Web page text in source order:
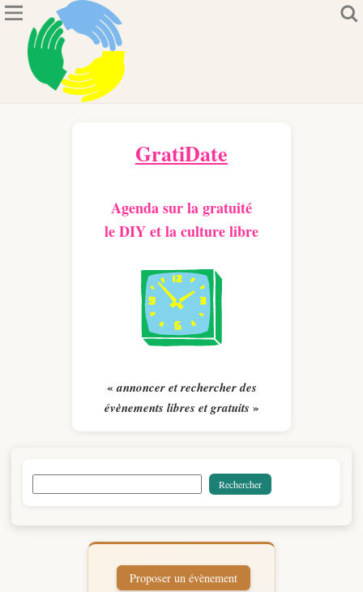
GratiDate
Agenda sur la gratuité
le DIY et la culture libre
«annoncer et rechercher des
évènements libres et gratuits »